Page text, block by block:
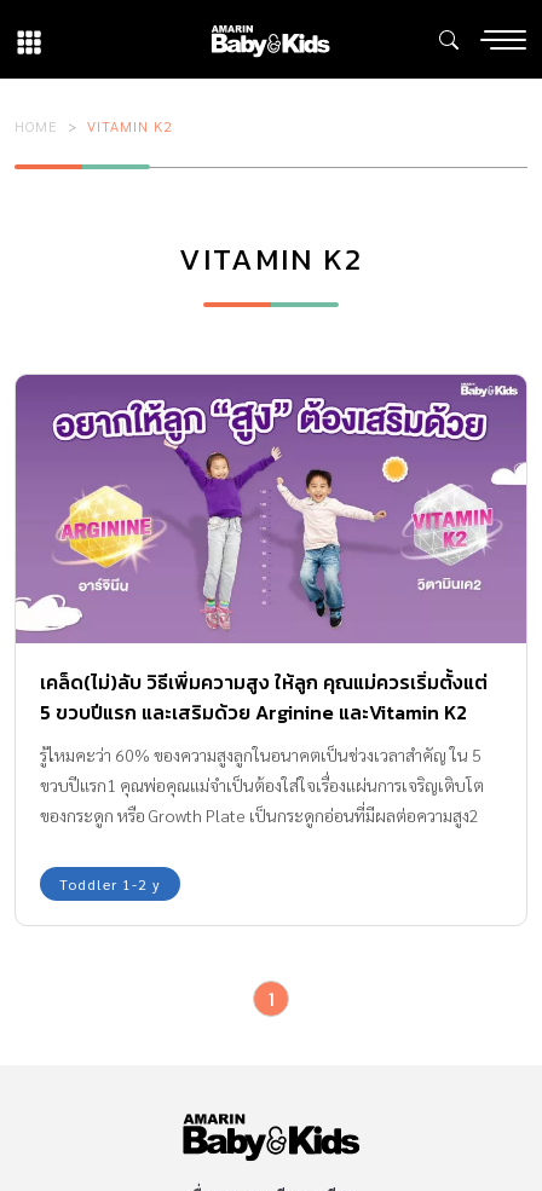
HOME VITAMIN K2
VITAMIN K2
เคล็ด(ไม่)ลับ วิธีเพิ่มความสูง ให้ลูก คุณแม่ควรเริ่มตั้งแต่
5 ขวบปีแรก และเสริมด้วย Arginine และVitamin K2
รู้ไหมคะว่า 60% ของความสูงลูกในอนาคตเป็นช่วงเวลาสำคัญ ใน 5
ขวบปีแรก1 คุณพ่อคุณแม่จำเป็นต้องใส่ใจเรื่องแผ่นการเจริญเติบโต
ของกระดูก หรือ Growth Plate เป็นกระดูกอ่อนที่มีผลต่อความสูง2
Toddler 1-2 y
1